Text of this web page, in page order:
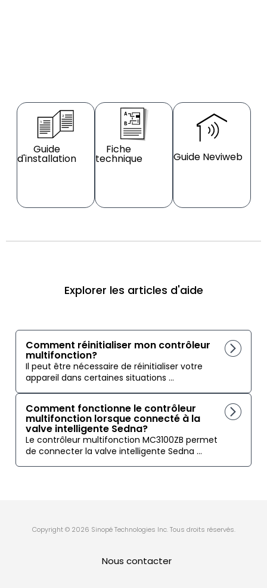
Guide
d'installation
Fiche
technique Guide Neviweb
Explorer les articles d'aide
Comment réinitialiser mon contrôleur
multifonction?
Il peut être nécessaire de réinitialiser votre
appareil dans certaines situations ...
Comment fonctionne le contrôleur
multifonction lorsque connecté à la
valve intelligente Sedna?
Le contrôleur multifonction MC3100ZB permet
de connecter la valve intelligente Sedna ...
Copyright © 2026 Sinopé Technologies Inc. Tous droits réservés.
Nous contacter